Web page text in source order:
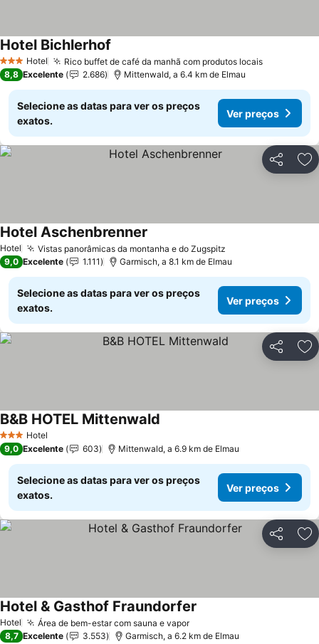
3 EstrelasHotel Rico buffet de café da manhã com produtos locaisVer
Hotel Bichlerhof
8,8 Excelente 2.686 Mittenwald, a 6.4 km de Elmau
Selecione as datas para ver os preços
exatos.
Ver preços
Partilhar
Hotel Vistas panorâmicas da montanha e do Zugspitz
Hotel Aschenbrenner
9,0 Excelente 1.111 Garmisch, a 8.1 km de Elmau
Selecione as datas para ver os preços
exatos.
Ver preços
Partilhar
3 EstrelasHotel
B&B HOTEL Mittenwald
9,0 Excelente 603 Mittenwald, a 6.9 km de Elmau
Selecione as datas para ver os preços
exatos.
Ver preços
Partilhar
Hotel Área de bem-estar com sauna e vaporVer preços
Hotel & Gasthof Fraundorfer
8,7 Excelente 3.553 Garmisch, a 6.2 km de Elmau